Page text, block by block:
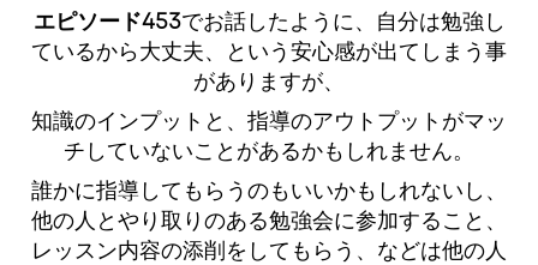
エピソード453でお話したように、自分は勉強し
ているから大丈夫、という安心感が出てしまう事
がありますが、
知識のインプットと、指導のアウトプットがマッ
チしていないことがあるかもしれません。
誰かに指導してもらうのもいいかもしれないし、
他の人とやり取りのある勉強会に参加すること、
レッスン内容の添削をしてもらう、などは他の人